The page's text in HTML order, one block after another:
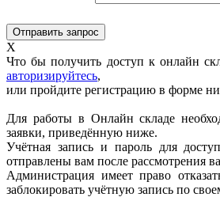
X
Что бы получить доступ к онлайн
авторизируйтесь,
или пройдите регистрацию в форме
Для работы в Онлайн складе
заявки, приведённую ниже.
Учётная запись и пароль для
отправлены вам после рассмотрения
Администрация имеет право
заблокировать учётную запись по